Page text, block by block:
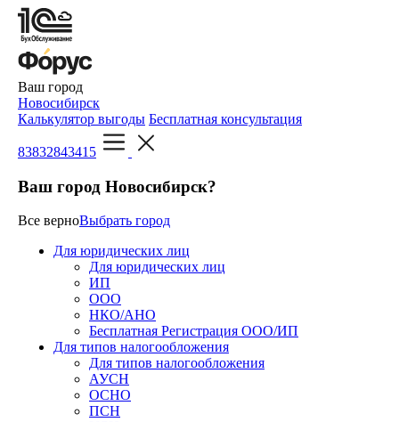
Ваш город
Новосибирск
Калькулятор выгоды Бесплатная консультация
83832843415
Ваш город Новосибирск?
Все верноВыбрать город
Для юридических лиц
Для юридических лиц
ИП
ООО
НКО/АНО
Бесплатная Регистрация ООО/ИП
Для типов налогообложения
Для типов налогообложения
АУСН
ОСНО
ПСН